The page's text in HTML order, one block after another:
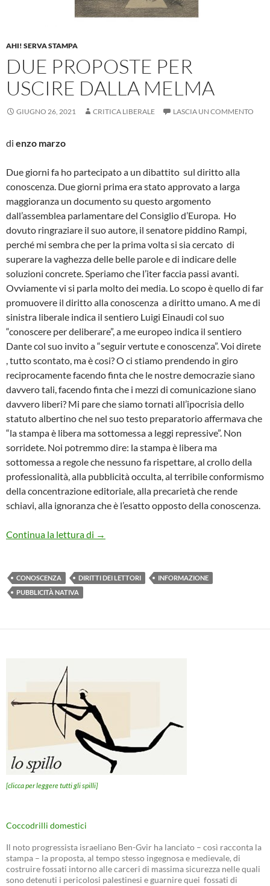
AHI! SERVA STAMPA
DUE PROPOSTE PER
USCIRE DALLA MELMA
GIUGNO 26, 2021 CRITICA LIBERALE LASCIA UN COMMENTO
di enzo marzo
Due giorni fa ho partecipato a un dibattito sul diritto alla
conoscenza. Due giorni prima era stato approvato a larga
maggioranza un documento su questo argomento
dall’assemblea parlamentare del Consiglio d’Europa. Ho
dovuto ringraziare il suo autore, il senatore piddino Rampi,
perché mi sembra che per la prima volta si sia cercato di
superare la vaghezza delle belle parole e di indicare delle
soluzioni concrete. Speriamo che l’iter faccia passi avanti.
Ovviamente vi si parla molto dei media. Lo scopo è quello di far
promuovere il diritto alla conoscenza a diritto umano. A me di
sinistra liberale indica il sentiero Luigi Einaudi col suo
“conoscere per deliberare”, a me europeo indica il sentiero
Dante col suo invito a “seguir vertute e conoscenza”. Voi direte
, tutto scontato, ma è cosi? O ci stiamo prendendo in giro
reciprocamente facendo finta che le nostre democrazie siano
davvero tali, facendo finta che i mezzi di comunicazione siano
davvero liberi? Mi pare che siamo tornati all’ipocrisia dello
statuto albertino che nel suo testo preparatorio affermava che
“la stampa è libera ma sottomessa a leggi repressive”. Non
sorridete. Noi potremmo dire: la stampa è libera ma
sottomessa a regole che nessuno fa rispettare, al crollo della
professionalità, alla pubblicità occulta, al terribile conformismo
della concentrazione editoriale, alla precarietà che rende
schiavi, alla ignoranza che è l’esatto opposto della conoscenza.
Continua la lettura di DUE PROPOSTE PER USCIRE DALLA
→
CONOSCENZA DIRITTI DEI LETTORI
INFORMAZIONE
PUBBLICITÀ NATIVA
[clicca per leggere tutti gli spilli]
Coccodrilli domestici
Il noto progressista israeliano Ben-Gvir ha lanciato – così racconta la
stampa – la proposta, al tempo stesso ingegnosa e medievale, di
costruire fossati intorno alle carceri di massima sicurezza nelle quali
sono detenuti i pericolosi palestinesi e guarnire quei fossati di